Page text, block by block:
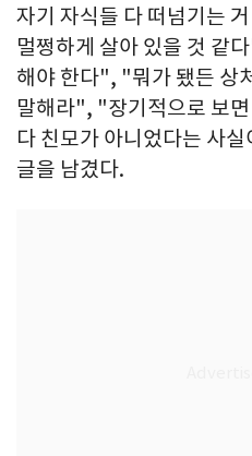
자기 자식들 다 떠넘기는
멀쩡하게 살아 있을 것 같
해야 한다", "뭐가 됐든 상
말해라", "장기적으로 보
다 친모가 아니었다는 사
글을 남겼다.